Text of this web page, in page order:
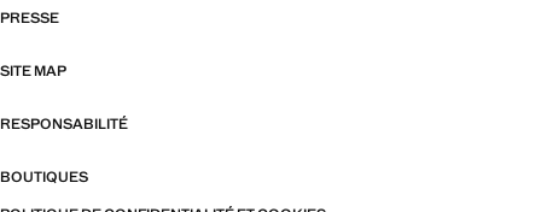
PRESSE
SITE MAP
RESPONSABILITÉ
BOUTIQUES